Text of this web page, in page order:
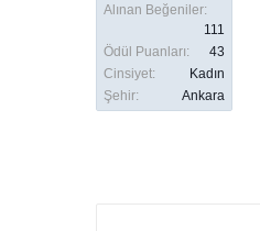
Alınan Beğeniler:
111
Ödül Puanları:
43
Cinsiyet:
Kadın
Şehir:
Ankara